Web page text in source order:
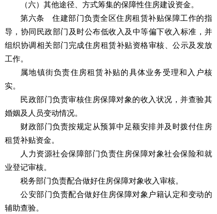
（六）其他途径、方式筹集的保障性住房建设资金。
第六条 住建部门负责全区住房租赁补贴保障工作的指
导，协同民政部门及时公布低收入及中等偏下收入标准，并
组织协调相关部门完成住房租赁补贴资格审核、公示及发放
工作。
属地镇街负责住房租赁补贴的具体业务受理和入户核
实。
民政部门负责审核住房保障对象的收入状况，并查验其
婚姻及人员变动情况。
财政部门负责按规定从预算中足额安排并及时拨付住房
租赁补贴资金。
人力资源社会保障部门负责住房保障对象社会保险和就
业登记审核。
税务部门负责配合做好住房保障对象收入审核。
公安部门负责配合做好住房保障对象户籍认定和变动的
辅助查验。